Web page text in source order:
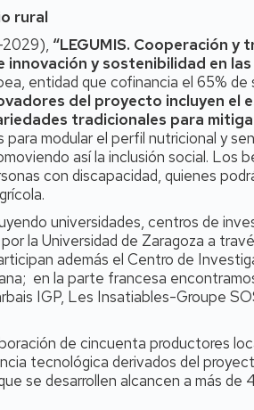
rural
2029), “LEGUMIS. Cooperación
innovación y sostenibilidad en
entidad que cofinancia el 65%
del proyecto incluyen el
tradicionales para
modular el perfil nutricional y
así la inclusión social. Los
con discapacidad, quienes
universidades, centros de
la Universidad de Zaragoza a
además el Centro de
en la parte francesa
IGP, Les Insatiables-Groupe
de cincuenta productores
tecnológica derivados del
se desarrollen alcancen a más de